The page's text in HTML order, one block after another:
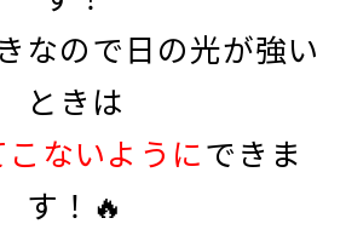
なので日の光が強い
ときは
ないように できま
す！🔥